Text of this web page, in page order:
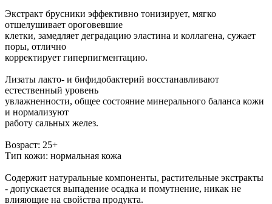
Экстракт брусники эффективно тонизирует, мягко
отшелушивает ороговевшие
клетки, замедляет деградацию эластина и коллагена, сужает
поры, отлично
корректирует гиперпигментацию.
Лизаты лакто- и бифидобактерий восстанавливают
естественный уровень
увлажненности, общее состояние минерального баланса кожи
и нормализуют
работу сальных желез.
Возраст: 25+
Тип кожи: нормальная кожа
Содержит натуральные компоненты, растительные экстракты
- допускается выпадение осадка и помутнение, никак не
влияющие на свойства продукта.